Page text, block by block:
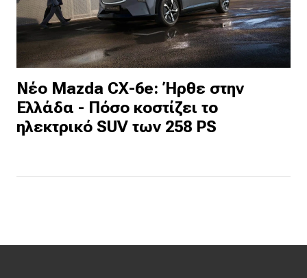
Νέο Mazda CX-6e: Ήρθε στην
Ελλάδα - Πόσο κοστίζει το
ηλεκτρικό SUV των 258 PS